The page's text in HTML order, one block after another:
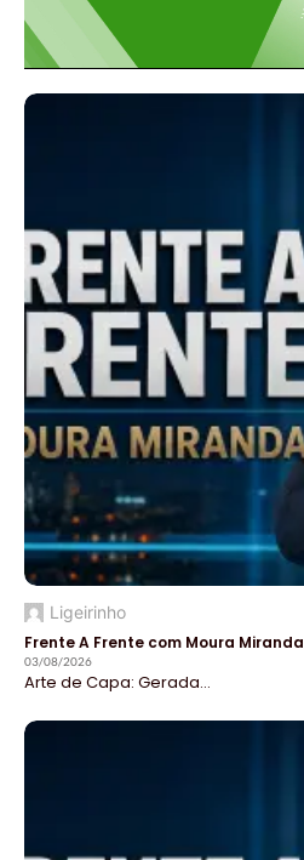
Ligeirinho
Frente A Frente com Moura Miranda
03/08/2026
Arte de Capa: Gerada...